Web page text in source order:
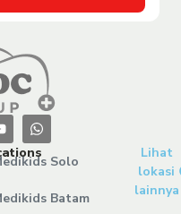
Solo
Batam
Lihat
lokasi
lainnya